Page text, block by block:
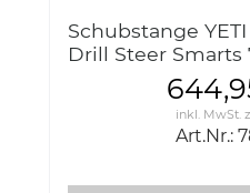
Schubstange
Drill Steer Smarts
Wrangler JL 18-
inkl. MwSt.
Art.Nr.: